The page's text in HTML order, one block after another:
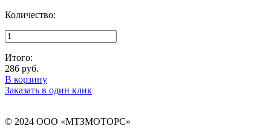
Количество:
Итого:
286 руб.
В корзину
Заказать в один клик
© 2024 ООО «МТЗМОТОРС»